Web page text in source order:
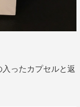
ったカプセルと返